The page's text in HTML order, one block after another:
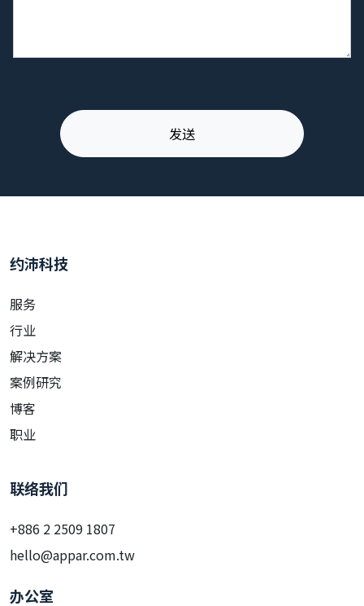
约沛科技
服务
行业
解决方案
案例研究
博客
职业
联络我们
+886 2 2509 1807
hello@appar.com.tw
办公室